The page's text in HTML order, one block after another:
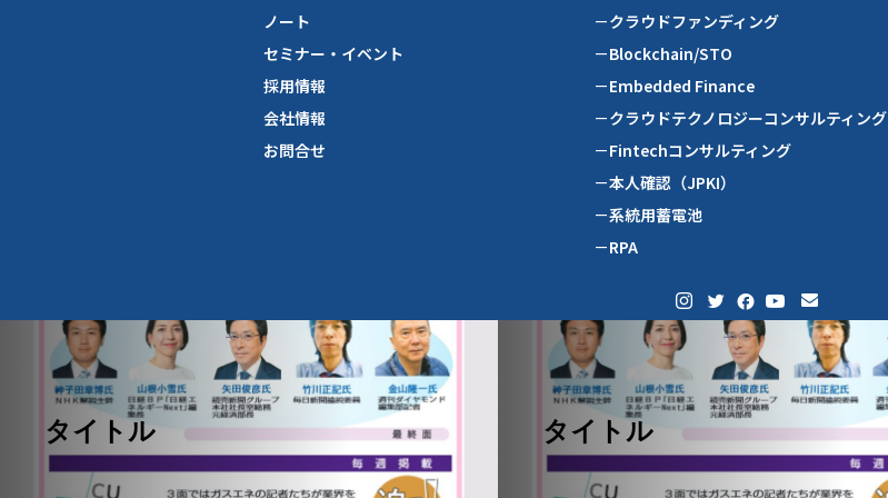
ノート
セミナー・イベント
採用情報
会社情報
お問合せ
－クラウドファンディング
－Blockchain/STO
－Embedded Finance
－クラウドテクノロジーコンサルティング
－Fintechコンサルティング
－本人確認（JPKI）
－系統用蓄電池
－RPA
タイトル タイトル